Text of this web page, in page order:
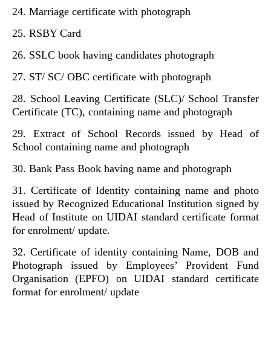
24. Marriage certificate with photograph
25. RSBY Card
26. SSLC book having candidates photograph
27. ST/ SC/ OBC certificate with photograph
28. School Leaving Certificate (SLC)/ School Transfer
Certificate (TC), containing name and photograph
29. Extract of School Records issued by Head of
School containing name and photograph
30. Bank Pass Book having name and photograph
31. Certificate of Identity containing name and photo
issued by Recognized Educational Institution signed by
Head of Institute on UIDAI standard certificate format
for enrolment/ update.
32. Certificate of identity containing Name, DOB and
Photograph issued by Employees’ Provident Fund
Organisation (EPFO) on UIDAI standard certificate
format for enrolment/ update